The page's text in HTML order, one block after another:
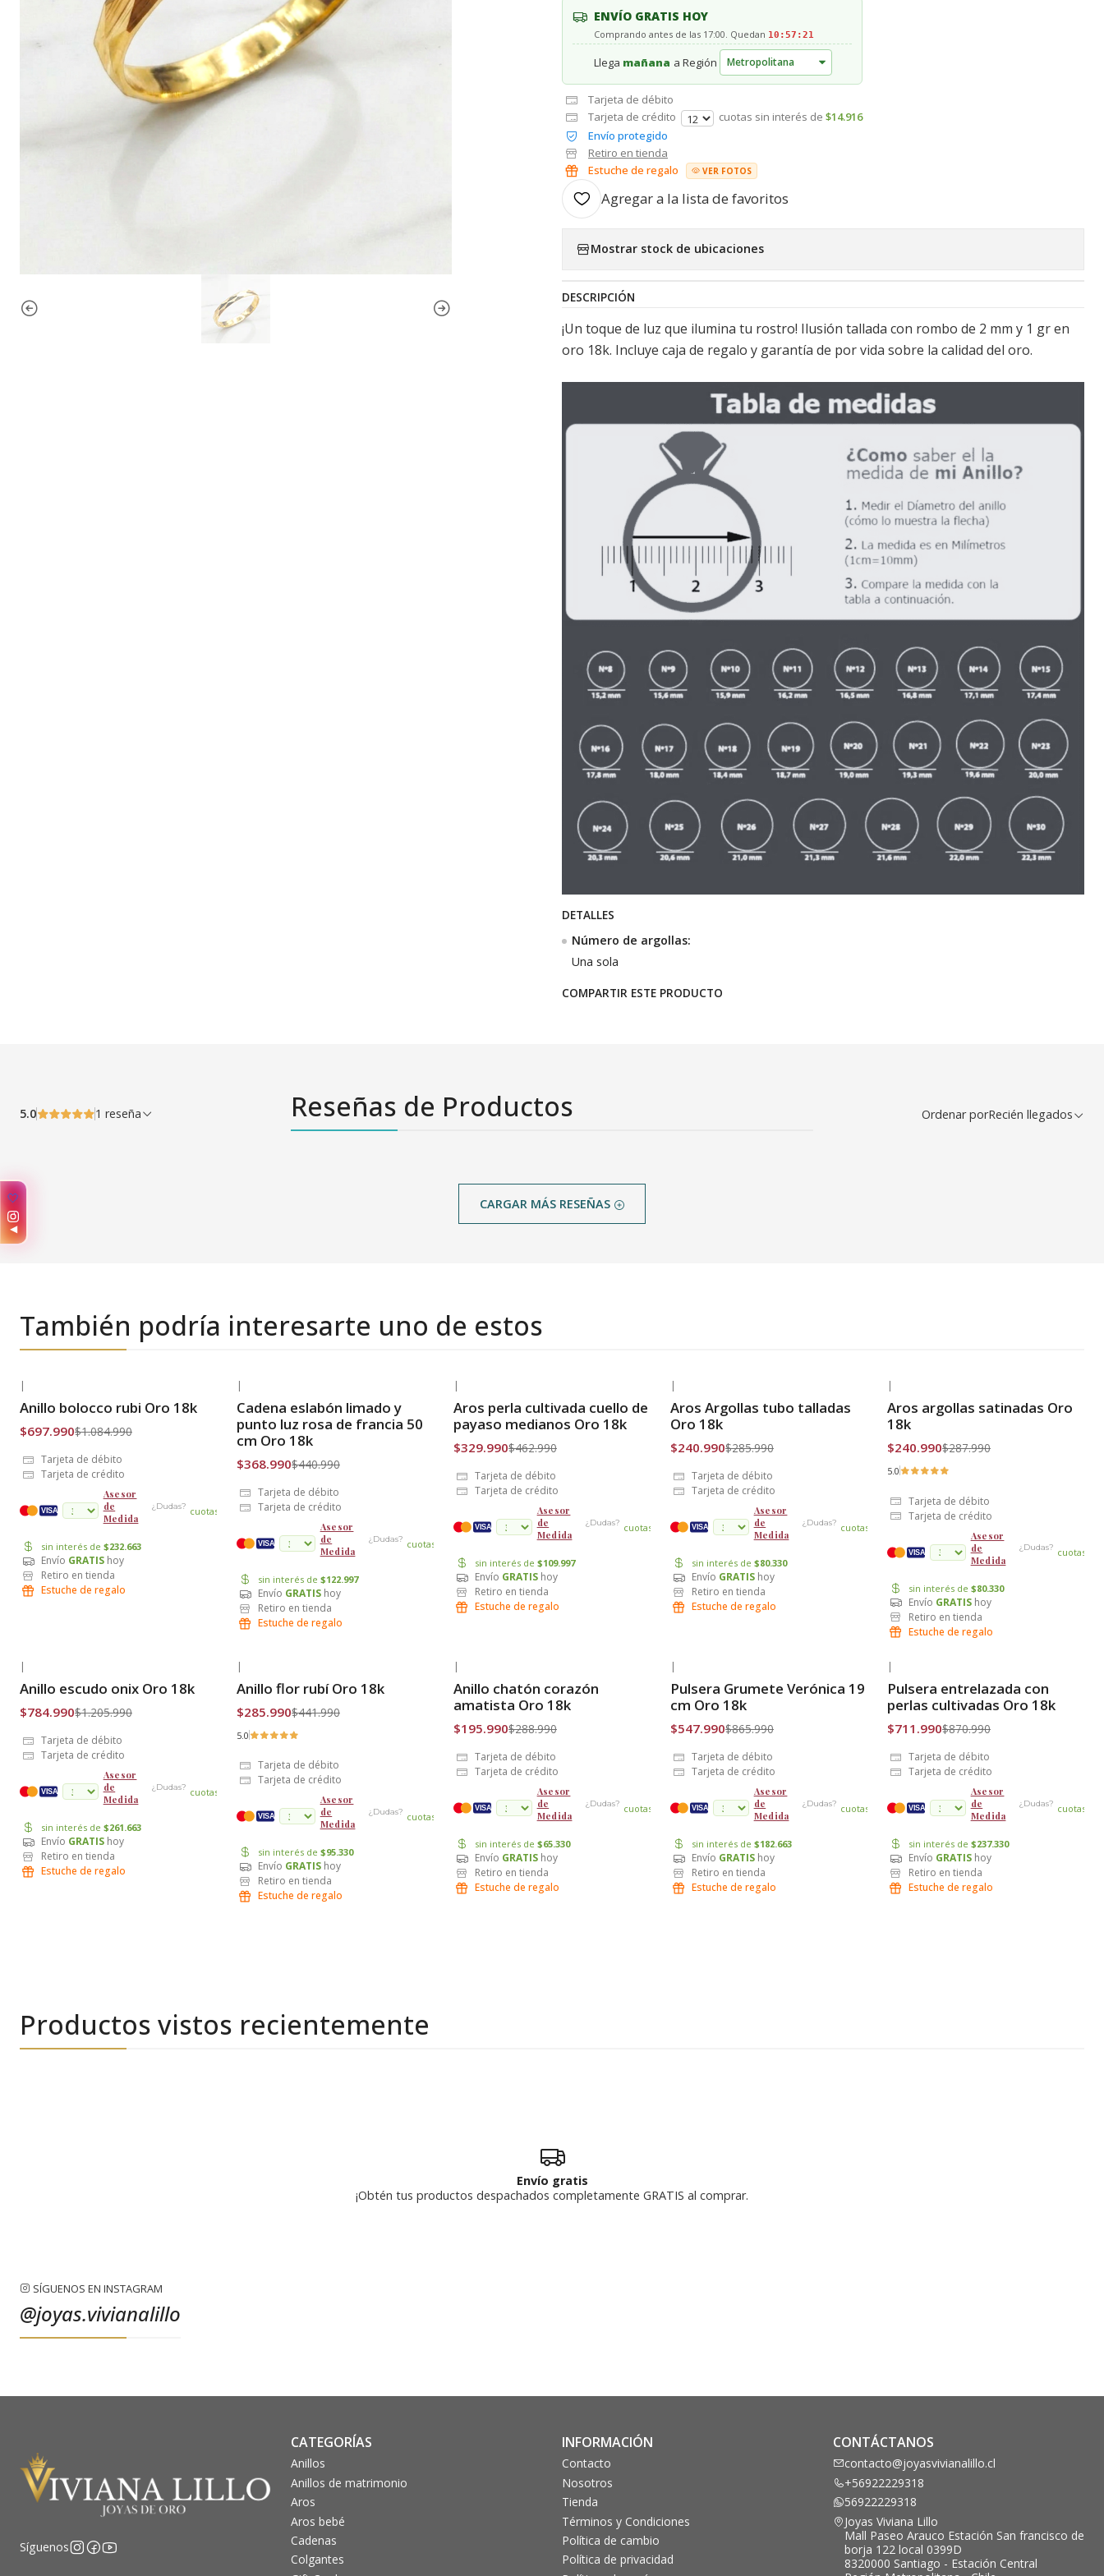
ENVÍO GRATIS HOY
Comprando antes de las 17:00. Quedan 10:57:21
Llega mañana a Región
Tarjeta de débito
Tarjeta de crédito
cuotas sin interés de $14.916
Envío protegido
Retiro en tienda
Estuche de regalo
VER FOTOS
Agregar a la lista de favoritos
Mostrar stock de ubicaciones
DESCRIPCIÓN
¡Un toque de luz que ilumina tu rostro! Ilusión tallada con rombo de 2 mm y 1 gr en
oro 18k. Incluye caja de regalo y garantía de por vida sobre la calidad del oro.
DETALLES
Número de argollas:
Una sola
COMPARTIR ESTE PRODUCTO
Reseñas de Productos
5.0 1 reseña Ordenar porRecién llegados
CARGAR MÁS RESEÑAS
También podría interesarte uno de estos
Envío Gratis
|
Anillo bolocco rubi Oro 18k
$697.990$1.084.990
Tarjeta de débito
Tarjeta de crédito
VISA
Asesor
de
Medida
¿Dudas? cuotas
sin interés de $232.663
Envío GRATIS hoy
Retiro en tienda
Estuche de regalo
Envío Gratis
|
Cadena eslabón limado y
punto luz rosa de francia 50
cm Oro 18k
$368.990$440.990
Tarjeta de débito
Tarjeta de crédito
VISA
Asesor
de
Medida
¿Dudas? cuotas
sin interés de $122.997
Envío GRATIS hoy
Retiro en tienda
Estuche de regalo
Envío Gratis
|
Aros perla cultivada cuello de
payaso medianos Oro 18k
$329.990$462.990
Tarjeta de débito
Tarjeta de crédito
VISA
Asesor
de
Medida
¿Dudas? cuotas
sin interés de $109.997
Envío GRATIS hoy
Retiro en tienda
Estuche de regalo
Envío Gratis
|
Aros Argollas tubo talladas
Oro 18k
$240.990$285.990
Tarjeta de débito
Tarjeta de crédito
VISA
Asesor
de
Medida
¿Dudas? cuotas
sin interés de $80.330
Envío GRATIS hoy
Retiro en tienda
Estuche de regalo
Envío Gratis
|
Aros argollas satinadas Oro
18k
$240.990$287.990
5.0
Tarjeta de débito
Tarjeta de crédito
VISA
Asesor
de
Medida
¿Dudas? cuotas
sin interés de $80.330
Envío GRATIS hoy
Retiro en tienda
Estuche de regalo
Envío Gratis
|
Anillo escudo onix Oro 18k
$784.990$1.205.990
Tarjeta de débito
Tarjeta de crédito
VISA
Asesor
de
Medida
¿Dudas? cuotas
sin interés de $261.663
Envío GRATIS hoy
Retiro en tienda
Estuche de regalo
Envío Gratis
|
Anillo flor rubí Oro 18k
$285.990$441.990
5.0
Tarjeta de débito
Tarjeta de crédito
VISA
Asesor
de
Medida
¿Dudas? cuotas
sin interés de $95.330
Envío GRATIS hoy
Retiro en tienda
Estuche de regalo
Envío Gratis
|
Anillo chatón corazón
amatista Oro 18k
$195.990$288.990
Tarjeta de débito
Tarjeta de crédito
VISA
Asesor
de
Medida
¿Dudas? cuotas
sin interés de $65.330
Envío GRATIS hoy
Retiro en tienda
Estuche de regalo
Envío Gratis
|
Pulsera Grumete Verónica 19
cm Oro 18k
$547.990$865.990
Tarjeta de débito
Tarjeta de crédito
VISA
Asesor
de
Medida
¿Dudas? cuotas
sin interés de $182.663
Envío GRATIS hoy
Retiro en tienda
Estuche de regalo
Envío Gratis
|
Pulsera entrelazada con
perlas cultivadas Oro 18k
$711.990$870.990
Tarjeta de débito
Tarjeta de crédito
VISA
Asesor
de
Medida
¿Dudas? cuotas
sin interés de $237.330
Envío GRATIS hoy
Retiro en tienda
Estuche de regalo
Productos vistos recientemente
Envío gratis
¡Obtén tus productos despachados completamente GRATIS al comprar.
SÍGUENOS EN INSTAGRAM
@joyas.vivianalillo
Síguenos
CATEGORÍAS
Anillos
Anillos de matrimonio
Aros
Aros bebé
Cadenas
Colgantes
INFORMACIÓN
Contacto
Nosotros
Tienda
Términos y Condiciones
Política de cambio
Política de privacidad
CONTÁCTANOS
contacto@joyasvivianalillo.cl
+56922229318
56922229318
Joyas Viviana Lillo
Mall Paseo Arauco Estación San francisco de
borja 122 local 0399D
8320000 Santiago - Estación Central
✨
◀